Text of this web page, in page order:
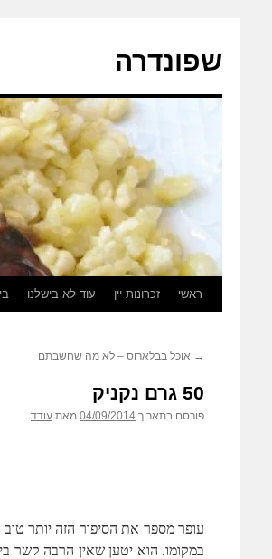
שפונדרה
ראשי זכרונות יין עוד לא בישלנו
→ אוכל בבלארוס – לא מה שחשבתם
50 גרם נקניק
פורסם בתאריך 04/09/2014 מאת עודד
עופר מספר את הסיפור הזה יותר טוב
במקומו. הוא יטען שאין הרבה קשר